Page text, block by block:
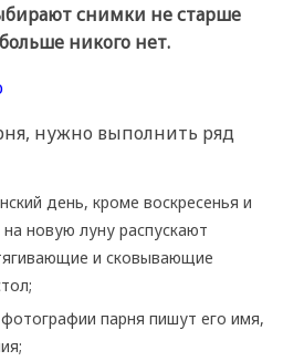
снимки не старше
никого нет.
нужно выполнить ряд
день, кроме воскресенья и
новую луну распускают
и сковывающие
парня пишут его имя,